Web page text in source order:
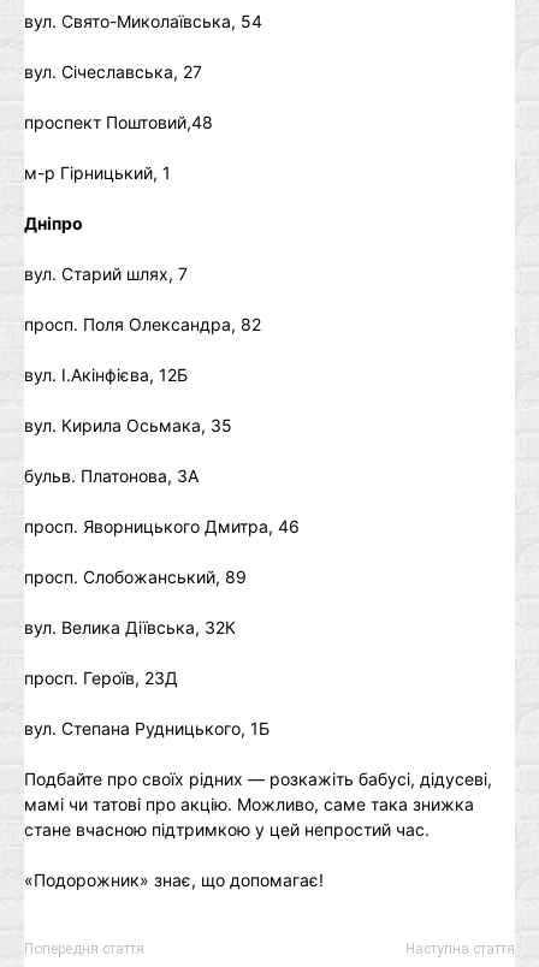
вул. Свято-Миколаївська, 54
вул. Січеславська, 27
проспект Поштовий,48
м-р Гірницький, 1
Дніпро
вул. Старий шлях, 7
просп. Поля Олександра, 82
вул. І.Акінфієва, 12Б
вул. Кирила Осьмака, 35
бульв. Платонова, 3А
просп. Яворницького Дмитра, 46
просп. Слобожанський, 89
вул. Велика Діївська, 32К
просп. Героїв, 23Д
вул. Степана Рудницького, 1Б
Подбайте про своїх рідних — розкажіть бабусі, дідусеві,
мамі чи татові про акцію. Можливо, саме така знижка
стане вчасною підтримкою у цей непростий час.
«Подорожник» знає, що допомагає!
Попередня стаття Наступна стаття